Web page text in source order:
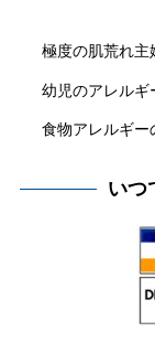
極度の肌荒れ主
幼児のアレルギ
食物アレルギー
いつ